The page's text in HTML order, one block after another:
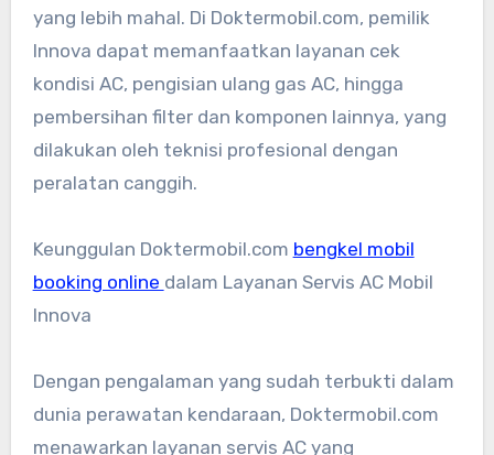
yang lebih mahal. Di Doktermobil.com, pemilik
Innova dapat memanfaatkan layanan cek
kondisi AC, pengisian ulang gas AC, hingga
pembersihan filter dan komponen lainnya, yang
dilakukan oleh teknisi profesional dengan
peralatan canggih.
Keunggulan Doktermobil.com bengkel mobil
booking online dalam Layanan Servis AC Mobil
Innova
Dengan pengalaman yang sudah terbukti dalam
dunia perawatan kendaraan, Doktermobil.com
menawarkan layanan servis AC yang